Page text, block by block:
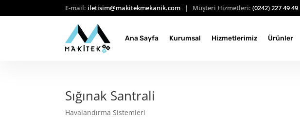
E-mail: iletisim@makitekmekanik.com | Müşteri Hizmetleri:(0242) 227 49 49
Ana Sayfa Kurumsal Hizmetlerimiz Ürünler
Sığınak Santrali
Havalandırma Sistemleri